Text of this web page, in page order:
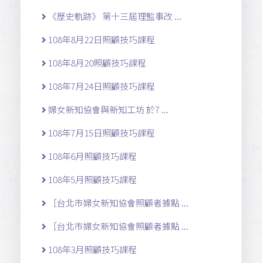
《歷史軌跡》 第十三屆理監事改 ...
108年8月22日照顧技巧課程
108年8月20照顧技巧課程
108年7月24日照顧技巧課程
婦女新知協會與新知工坊 於7 ...
108年7月15日照顧技巧課程
108年6月照顧技巧課程
108年5月照顧技巧課程
［台北市婦女新知協會照顧者據點 ...
［台北市婦女新知協會照顧者據點 ...
108年3月照顧技巧課程